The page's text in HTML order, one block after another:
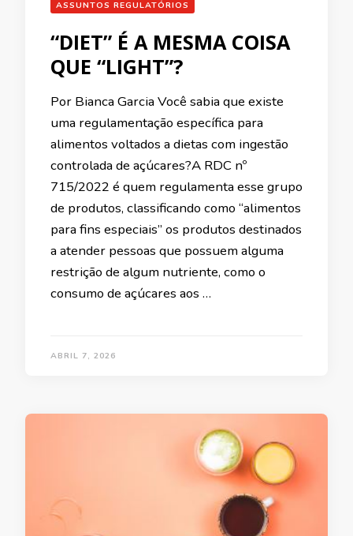
ASSUNTOS REGULATÓRIOS
“DIET” É A MESMA COISA
QUE “LIGHT”?
Por Bianca Garcia Você sabia que existe
uma regulamentação específica para
alimentos voltados a dietas com ingestão
controlada de açúcares?A RDC nº
715/2022 é quem regulamenta esse grupo
de produtos, classificando como “alimentos
para fins especiais” os produtos destinados
a atender pessoas que possuem alguma
restrição de algum nutriente, como o
consumo de açúcares aos …
ABRIL 7, 2026